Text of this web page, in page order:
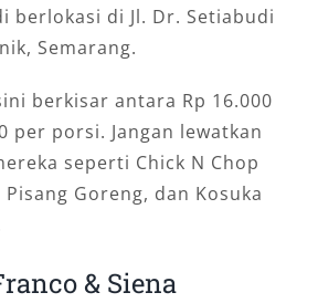
berlokasi di Jl. Dr. Setiabudi
Semarang.
berkisar antara Rp 16.000
per porsi. Jangan lewatkan
seperti Chick N Chop
Pisang Goreng, dan Kosuka
& Siena